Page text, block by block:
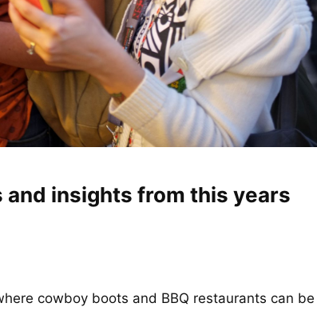
and insights from this years
cowboy boots and BBQ restaurants can be